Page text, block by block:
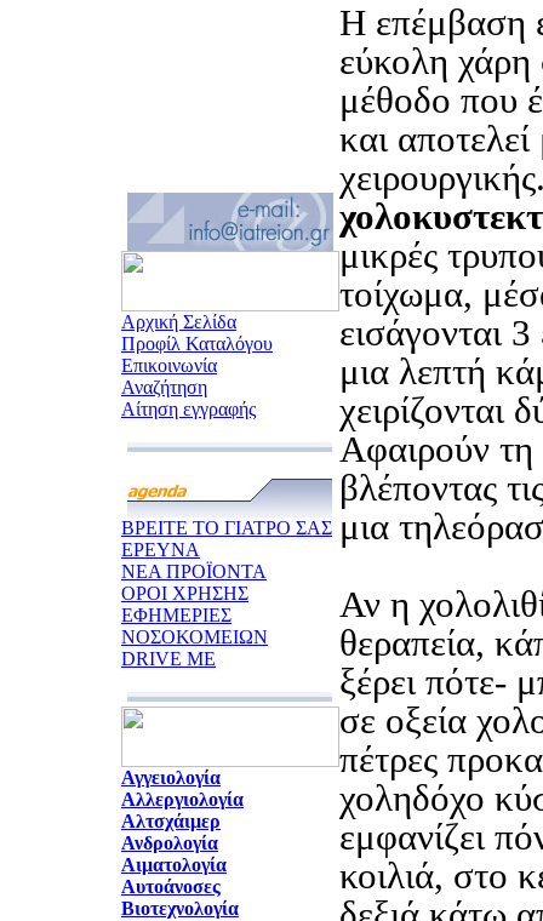
Αρχική Σελίδα
Προφίλ Καταλόγου
Επικοινωνία
Αναζήτηση
Αίτηση εγγραφής
ΒΡΕΙΤΕ ΤΟ ΓΙΑΤΡΟ ΣΑΣ
ΕΡΕΥΝΑ
ΝΕΑ ΠΡΟΪΟΝΤΑ
ΟΡΟΙ ΧΡΗΣΗΣ
ΕΦΗΜΕΡΙΕΣ
ΝΟΣΟΚΟΜΕΙΩΝ
DRIVE ME
Αγγειολογία
Αλλεργιολογία
Αλτσχάιμερ
Ανδρολογία
Αιματολογία
Αυτοάνοσες
Βιοτεχνολογία
Η επέμβαση
εύκολη
μέθοδο που
και
μικρές
τοίχωμα,
εισάγονται 3
μια λεπτή
χειρίζονται
Αφαιρούν
βλέποντας
μια
Αν η
θεραπεία,
ξέρει πότε-
σε οξεία
πέτρες
χοληδόχο
εμφανίζει
κοιλιά, στο